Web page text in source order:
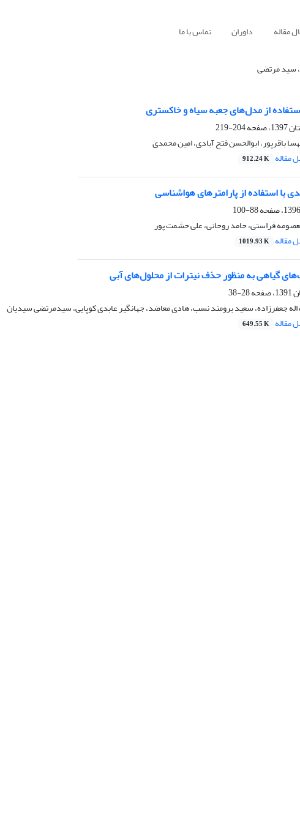
مقاله داوران تماس با ما
سید مرتضی
از مدل‌های جعبه سیاه و خاکستری
204-219
باقرپور، ابوالحسن فتح آبادی، امین محمدی
مقاله 912.24 K
با استفاده از پارامترهای هواشناسی
88-100
فراستی، حامد روحانی، علی حشمت پور
مقاله 1019.93 K
گیاهی به منظور حذف نیترات از محلول‌های آبی
28-38
جعفرزاده، سعید برومند نسب، هادی معاضد، جهانگیر عابدی کوپایی، سیدمرتضی سیدیان
مقاله 649.55 K